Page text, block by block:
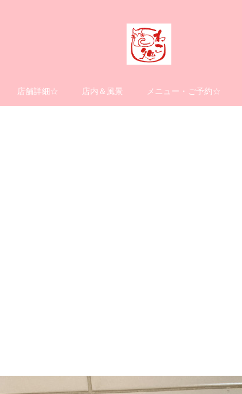
店舗詳細☆ 店内＆風景 メニュー・ご予約☆